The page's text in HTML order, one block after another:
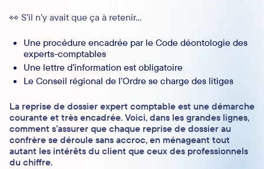
👀 S’il n’y avait que ça à retenir…
Une procédure encadrée par le Code déontologie des
experts-comptables
Une lettre d’information est obligatoire
Le Conseil régional de l’Ordre se charge des litiges
La reprise de dossier expert comptable est une démarche
courante et très encadrée. Voici, dans les grandes lignes,
comment s’assurer que chaque reprise de dossier au
confrère se déroule sans accroc, en ménageant tout
autant les intérêts du client que ceux des professionnels
du chiffre.